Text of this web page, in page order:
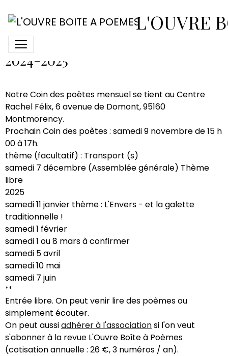
L'OUVRE
Calendrier 2024-2025
Calendrier des Coins des poètes
2024-2025
Notre Coin des poètes mensuel se tient au Centre
Rachel Félix, 6 avenue de Domont, 95160
Montmorency.
Prochain Coin des poètes : samedi 9 novembre de 15 h
00 à 17h.
thème (facultatif) : Transport (s)
samedi 7 décembre (Assemblée générale) Thème
libre
2025
samedi 11 janvier thème : L'Envers - et la galette
traditionnelle !
samedi 1 février
samedi 1 ou 8 mars à confirmer
samedi 5 avril
samedi 10 mai
samedi 7 juin
**
Entrée libre. On peut venir lire des poèmes ou
simplement écouter.
On peut aussiadhérer à l'associationsi l'on veut
s'abonner à la revue L'Ouvre Boîte à Poèmes
(cotisation annuelle : 26 €, 3 numéros / an).